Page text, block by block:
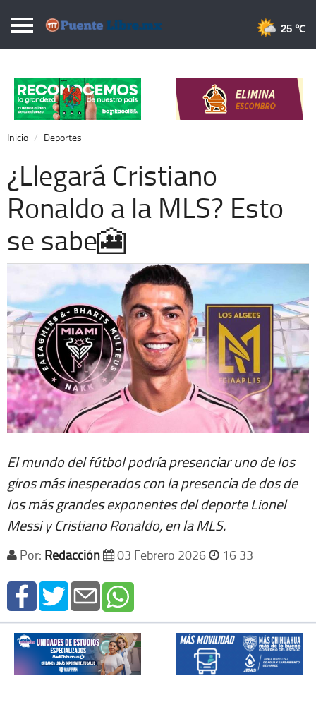
Puentelibre.mx
Local
Nacional
Opinión
Cronos
Economía
25 ℃
Inicio Deportes
¿Llegará Cristiano
Ronaldo a la MLS? Esto
se sabe🎦
El mundo del fútbol podría presenciar uno de los
giros más inesperados con la presencia de dos de
los más grandes exponentes del deporte Lionel
Messi y Cristiano Ronaldo, en la MLS.
Por: Redacción 03 Febrero 2026 16 33